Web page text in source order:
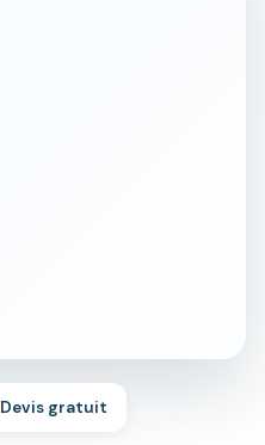
Devis gratuit